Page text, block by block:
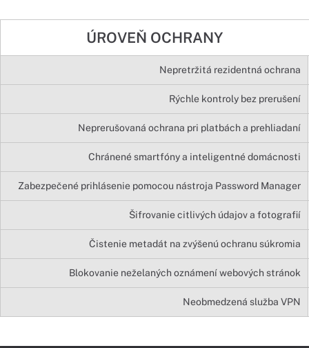
ÚROVEŇ OCHRANY
Nepretržitá rezidentná ochrana
Rýchle kontroly bez prerušení
Neprerušovaná ochrana pri platbách a prehliadaní
Chránené smartfóny a inteligentné domácnosti
Zabezpečené prihlásenie pomocou nástroja Password Manager
Šifrovanie citlivých údajov a fotografií
Čistenie metadát na zvýšenú ochranu súkromia
Blokovanie neželaných oznámení webových stránok
Neobmedzená služba VPN